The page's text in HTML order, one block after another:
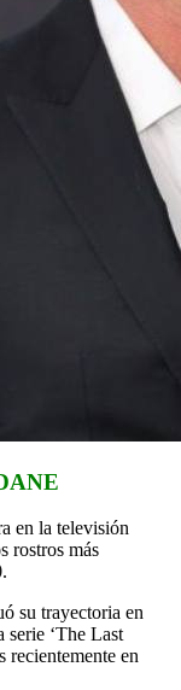
en la televisión
rostros más
su trayectoria en
‘The Last
recientemente en